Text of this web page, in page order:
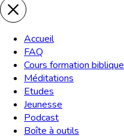
Accueil
FAQ
Cours formation biblique
Méditations
Etudes
Jeunesse
Podcast
Boîte à outils